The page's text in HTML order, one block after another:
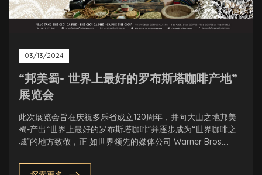
03/13/2024
“邦美蜀- 世界上最好的罗布斯塔咖啡产地”
展览会
此次展览会旨在庆祝多乐省成立120周年，并向大山之地邦美
蜀-产出“世界上最好的罗布斯塔咖啡”并逐步成为“世界咖啡之
城”的地方致敬，正 如世界领先的媒体公司 Warner Bros.
价的。